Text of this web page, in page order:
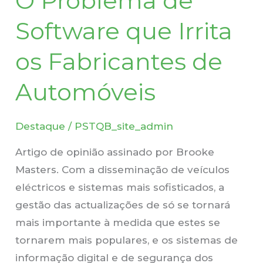
Software que Irrita
os Fabricantes de
Automóveis
Destaque / PSTQB_site_admin
Artigo de opinião assinado por Brooke
Masters. Com a disseminação de veículos
eléctricos e sistemas mais sofisticados, a
gestão das actualizações de só se tornará
mais importante à medida que estes se
tornarem mais populares, e os sistemas de
informação digital e de segurança dos
Software
Irrita
os
Fabricantes